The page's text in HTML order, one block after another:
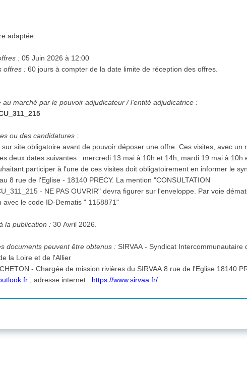
adaptée.
:05 Juin 2026 à 12:00
offres :
60 jours à compter de la date limite de réception des offres.
marché par le pouvoir adjudicateur / l'entité adjudicatrice :
ou des candidatures :
site obligatoire avant de pouvoir déposer une offre. Ces visites, avec un
deux dates suivantes : mercredi 13 mai à 10h et 14h, mardi 19 mai à 10h
participer à l'une de ces visites doit obligatoirement en informer le
NE PAS OUVRIR" devra figurer sur l'enveloppe. Par voie dématérialisée sur le profil
le code ID-Dematis " 1158871"
la publication :30 Avril 2026.
documents peuvent être obtenus : SIRVAA - Syndicat Intercommunautaire
la Loire et de l'Allier
Chargée de mission rivières du SIRVAA 8 rue de l'Eglise 18140 PRECY , tél. : 0963531218 ,
, adresse internet : https://www.sirvaa.fr/